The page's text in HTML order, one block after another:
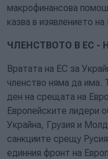
макрофинансова
казва в изявлението на
ЧЛЕНСТВОТО В ЕС -
Вратата на ЕС за
членство няма да има.
ден на срещата на
Европейските лидери
Украйна, Грузия и
санкциите срещу
единния фронт на